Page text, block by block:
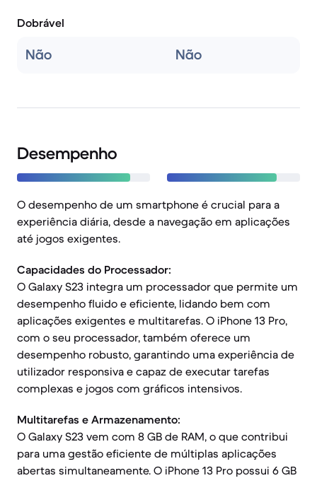
Dobrável
Não Não
Desempenho
O desempenho de um smartphone é crucial para a
experiência diária, desde a navegação em aplicações
até jogos exigentes.
Capacidades do Processador:
O Galaxy S23 integra um processador que permite um
desempenho fluido e eficiente, lidando bem com
aplicações exigentes e multitarefas. O iPhone 13 Pro,
com o seu processador, também oferece um
desempenho robusto, garantindo uma experiência de
utilizador responsiva e capaz de executar tarefas
complexas e jogos com gráficos intensivos.
Multitarefas e Armazenamento:
O Galaxy S23 vem com 8 GB de RAM, o que contribui
para uma gestão eficiente de múltiplas aplicações
abertas simultaneamente. O iPhone 13 Pro possui 6 GB